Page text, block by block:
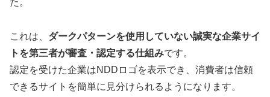
た。
これは、 ダークパターンを使用していない誠実な企業サイ
トを第三者が審査・認定する仕組みです。
認定を受けた企業はNDDロゴを表示でき、消費者は信頼
できるサイトを簡単に見分けられるようになります。